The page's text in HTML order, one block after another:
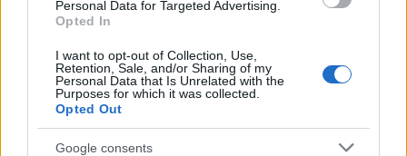
Personal Data for Targeted Advertising.
Opted In
I want to opt-out of Collection, Use,
Retention, Sale, and/or Sharing of my
Personal Data that Is Unrelated with the
Purposes for which it was collected.
Opted Out
Google consents
b
o
o
k
te
r st A
p
p
Articolo precedente
NOTIZIE RECENTI